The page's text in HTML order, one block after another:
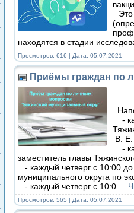
находятся в стадии
Просмотров: 616 | Дата: 05.07.2021
Приёмы граждан по
-
В. Е.
-
заместитель главы
- каждый четверг с 10:00
муниципального округа по
- каждый четверг с 10:0
Просмотров: 565 | Дата: 05.07.2021